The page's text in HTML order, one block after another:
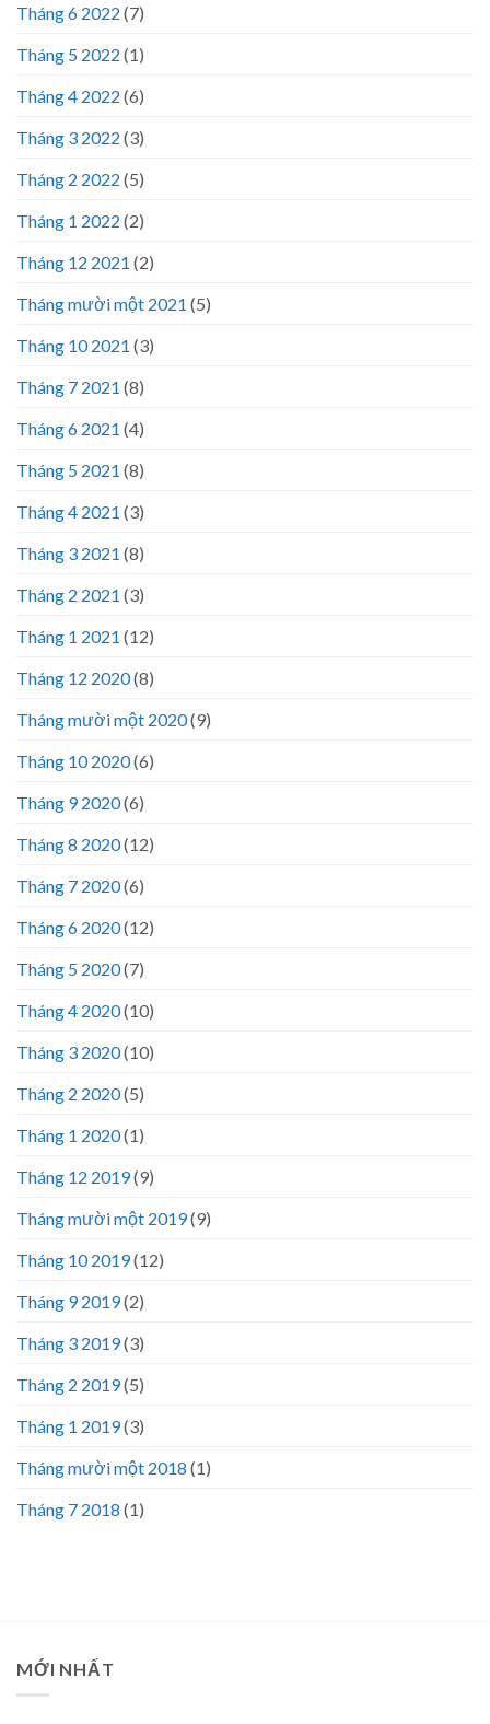
Tháng 6 2022 (7)
Tháng 5 2022 (1)
Tháng 4 2022 (6)
Tháng 3 2022 (3)
Tháng 2 2022 (5)
Tháng 1 2022 (2)
Tháng 12 2021 (2)
Tháng mười một 2021 (5)
Tháng 10 2021 (3)
Tháng 7 2021 (8)
Tháng 6 2021 (4)
Tháng 5 2021 (8)
Tháng 4 2021 (3)
Tháng 3 2021 (8)
Tháng 2 2021 (3)
Tháng 1 2021 (12)
Tháng 12 2020(8)
Tháng mười một 2020(9)
Tháng 10 2020(6)
Tháng 9 2020(6)
Tháng 8 2020(12)
Tháng 7 2020(6)
Tháng 6 2020(12)
Tháng 5 2020(7)
Tháng 4 2020(10)
Tháng 3 2020(10)
Tháng 2 2020(5)
Tháng 1 2020(1)
Tháng 12 2019(9)
Tháng mười một 2019(9)
Tháng 10 2019(12)
Tháng 9 2019(2)
Tháng 3 2019(3)
Tháng 2 2019(5)
Tháng 1 2019(3)
Tháng mười một 2018 (1)
Tháng 7 2018 (1)
MỚI NHẤT